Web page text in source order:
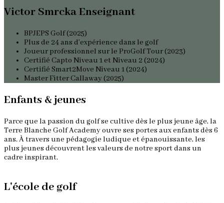
Victor Smrcka Enseignant
BPJEPS Golf (2025)
Plus de 24 ans d’expérience dans le golf
Joueur professionnel sur le ProGolf Tour (2023)
Certifié Capto Niveau 1 et Niveau 2 (2024)
Certifié Smart2Move Niveau 1 (2024)
Master Fitter Callaway (2025)
Enfants & jeunes
Parce que la passion du golf se cultive dès le plus jeune âge, la
Terre Blanche Golf Academy ouvre ses portes aux enfants dès 6
ans. À travers une pédagogie ludique et épanouissante, les
plus jeunes découvrent les valeurs de notre sport dans un
cadre inspirant.
L'école de golf